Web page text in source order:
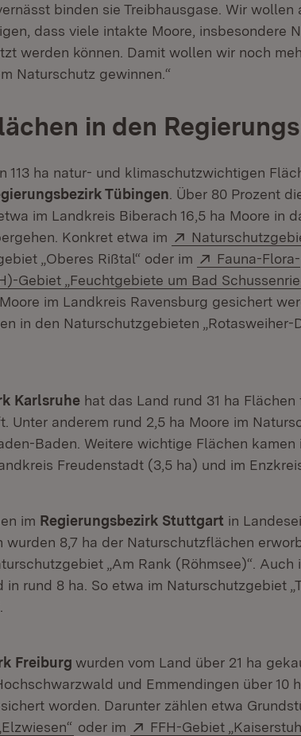
binden sie Treibhausgase. Wir wollen
dass viele intakte Moore, insbesondere
werden können. Damit wollen wir noch
Naturschutz gewinnen.“
in den
113 ha natur- und klimaschutzwichtigen
Tübingen . Über 80 Prozent
im Landkreis Biberach 16,5 ha Moore in
Konkret etwa im
Extern:
„Oberes Rißtal“ oder im
Extern:
Fauna-Flora-
Gebiet „Feuchtgebiete um Bad
im Landkreis Ravensburg gesichert
in den Naturschutzgebieten „Rotasweiher-
Karlsruhe hat das Land rund 31 ha Flächen
Unter anderem rund 2,5 ha Moore im
Baden. Weitere wichtige Flächen
Freudenstadt (3,5 ha) und im
im Regierungsbezirk Stuttgart in
wurden 8,7 ha der Naturschutzflächen
„Am Rank (Röhmsee)“. Auch
rund 8 ha. So etwa im Naturschutzgebiet
Freiburg wurden vom Land über 21 ha
und Emmendingen über 10
worden. Darunter zählen etwa
(Öffnet in neuem Fenster)
oder im Extern:
FFH-Gebiet